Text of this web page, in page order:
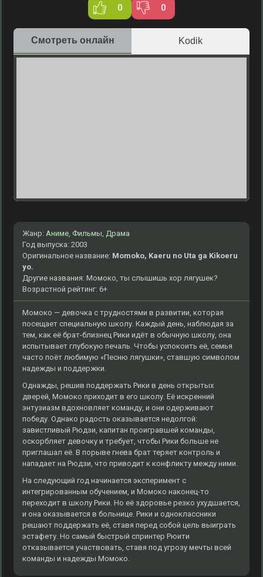
0 0
Смотреть онлайн Kodik
Жанр: Аниме, Фильмы, Драма
Год выпуска: 2003
Оригинальное название: Momoko, Kaeru no Uta ga Kikoeru
yo.
Другие названия: Момоко, ты слышишь хор лягушек?
Возрастной рейтинг: 6+
Момоко — девочка с трудностями в развитии, которая
посещает специальную школу. Каждый день, наблюдая за
тем, как её брат-близнец Рики идёт в обычную школу, она
испытывает глубокую печаль. Чтобы успокоить её, семья
часто поёт любимую «Песню лягушки», ставшую символом
надежды и поддержки.
Однажды, решив поддержать Рики в день открытых
дверей, Момоко приходит в его школу. Её искренний
энтузиазм вдохновляет команду, и они одерживают
победу. Однако радость оказывается недолгой:
завистливый Рюдзи, капитан проигравшей команды,
оскорбляет девочку и требует, чтобы Рики больше не
приглашал её. В порыве гнева брат теряет контроль и
нападает на Рюдзи, что приводит к конфликту между ними.
На следующий год начинается эксперимент с
интегрированным обучением, и Момоко наконец-то
переходит в школу Рики. Но её здоровье резко ухудшается,
и она оказывается в больнице. Рики и одноклассники
решают поддержать её, ставя перед собой цель выиграть
эстафету. Но самый быстрый спринтер Рюити
отказывается участвовать, ставя под угрозу мечты всей
команды и надежды Момоко.